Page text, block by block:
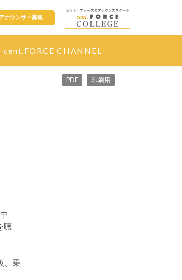
ナウンサー募集
cent.FORCE CHANNEL
印刷用
PDF
聴
、乗